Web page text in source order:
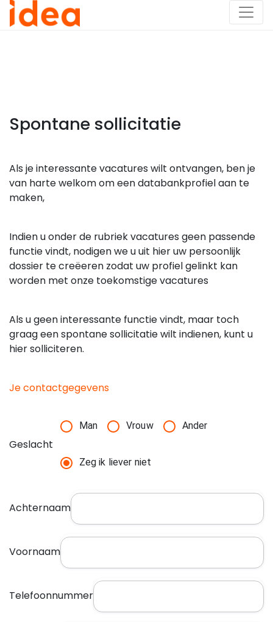
Spontane sollicitatie
Als je interessante vacatures wilt ontvangen, ben je
van harte welkom om een databankprofiel aan te
maken,
Indien u onder de rubriek vacatures geen passende
functie vindt, nodigen we u uit hier uw persoonlijk
dossier te creëeren zodat uw profiel gelinkt kan
worden met onze toekomstige vacatures
Als u geen interessante functie vindt, maar toch
graag een spontane sollicitatie wilt indienen, kunt u
hier solliciteren.
Je contactgegevens
Geslacht
Man Vrouw Ander
Zeg ik liever niet
Achternaam
Voornaam
Telefoonnummer